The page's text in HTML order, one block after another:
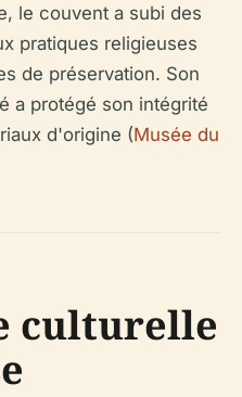
le couvent a subi des
pratiques religieuses
de préservation. Son
a protégé son intégrité
d'origine (Musée du
culturelle